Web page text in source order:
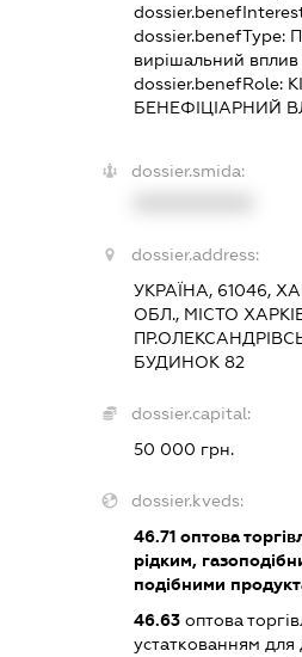
dossier.benefType:
вирішальний вплив
dossier.benefRole:
БЕНЕФІЦІАРНИЙ
dossier.smida:
dossier.address:
УКРАЇНА, 61046,
ОБЛ., МІСТО
БУДИНОК 82
dossier.capital:
50 000 грн.
dossier.kveds:
46.71 оптова
рідким,
подібними
46.63 оптова
устаткованням для